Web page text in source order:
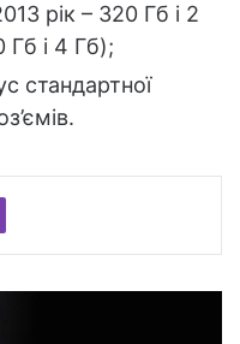
рік – 320 Гб і 2
Гб і 4 Гб);
стандартної